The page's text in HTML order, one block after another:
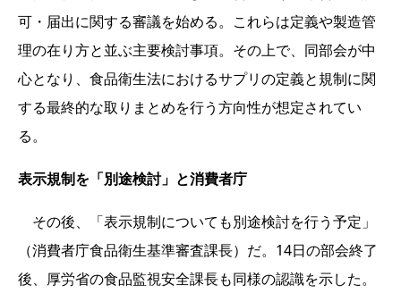
可・届出に関する審議を始める。これらは定義や製造管
理の在り方と並ぶ主要検討事項。その上で、同部会が中
心となり、食品衛生法におけるサプリの定義と規制に関
する最終的な取りまとめを行う方向性が想定されてい
る。
表示規制を「別途検討」と消費者庁
その後、「表示規制についても別途検討を行う予定」
（消費者庁食品衛生基準審査課長）だ。14日の部会終了
後、厚労省の食品監視安全課長も同様の認識を示した。